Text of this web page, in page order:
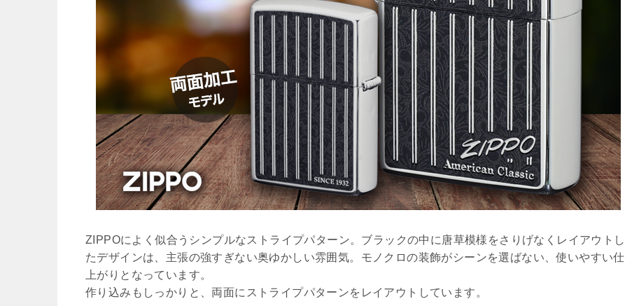
ZIPPOによく似合うシンプルなストライプパターン。ブラックの中に唐草模様をさりげなくレイアウトし
たデザインは、主張の強すぎない奥ゆかしい雰囲気。モノクロの装飾がシーンを選ばない、使いやすい仕
上がりとなっています。
作り込みもしっかりと、両面にストライプパターンをレイアウトしています。